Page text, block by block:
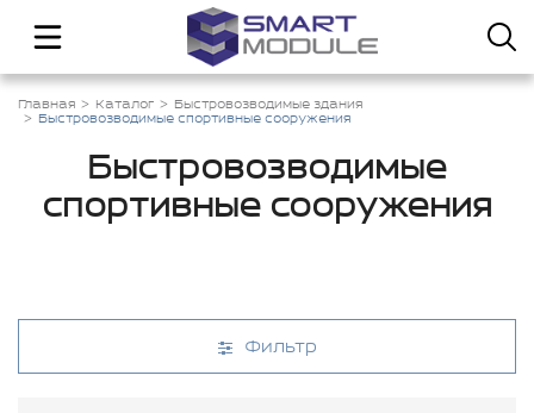
Главная Каталог
Быстровозводимые здания
Быстровозводимые спортивные сооружения
Быстровозводимые
спортивные сооружения
Фильтр